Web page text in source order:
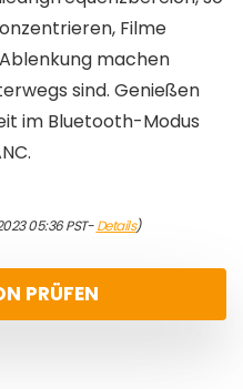
Filme
machen
sind. Genießen
im Bluetooth-Modus
05:36 PST-Details)
PRÜFEN